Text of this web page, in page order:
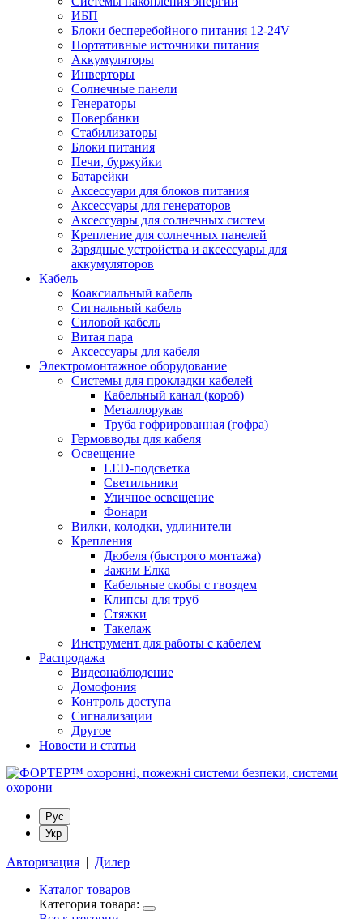
ИБП
Блоки бесперебойного питания 12-24V
Портативные источники питания
Аккумуляторы
Инверторы
Солнечные панели
Генераторы
Повербанки
Стабилизаторы
Блоки питания
Печи, буржуйки
Батарейки
Аксессуари для блоков питания
Аксессуары для генераторов
Аксессуары для солнечных систем
Крепление для солнечных панелей
Зарядные устройства и аксессуары для
аккумуляторов
Кабель
Коаксиальный кабель
Сигнальный кабель
Силовой кабель
Витая пара
Аксессуары для кабеля
Электромонтажное оборудование
Системы для прокладки кабелей
Кабельный канал (короб)
Металлорукав
Труба гофрированная (гофра)
Гермовводы для кабеля
Освещение
LED-подсветка
Светильники
Уличное освещение
Фонари
Вилки, колодки, удлинители
Крепления
Дюбеля (быстрого монтажа)
Зажим Елка
Кабельные скобы с гвоздем
Клипсы для труб
Стяжки
Такелаж
Инструмент для работы с кабелем
Распродажа
Видеонаблюдение
Домофония
Контроль доступа
Сигнализации
Другое
Новости и статьи
Рус
Укр
Авторизация | Дилер
Каталог товаров
Категория товара: